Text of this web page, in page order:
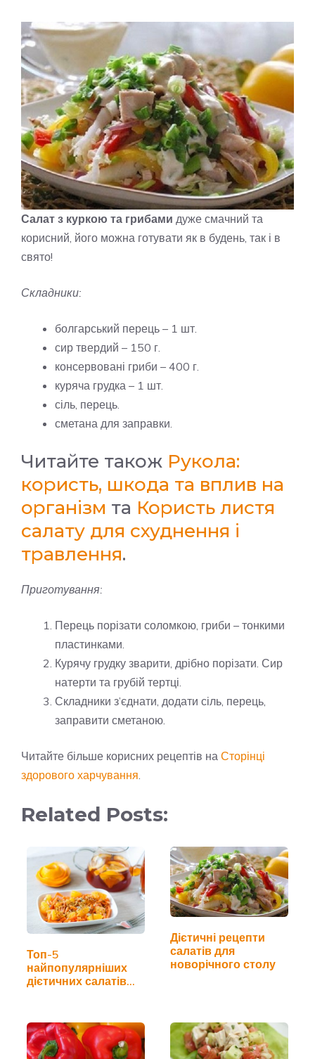
Салат з куркою та грибами дуже смачний та
корисний, його можна готувати як в будень, так і в
свято!
Складники:
болгарський перець – 1 шт.
сир твердий – 150 г.
консервовані гриби – 400 г.
куряча грудка – 1 шт.
сіль, перець.
сметана для заправки.
Читайте також Рукола:
користь, шкода та вплив на
організм та Користь листя
салату для схуднення і
травлення.
Приготування:
Перець порізати соломкою, гриби – тонкими
пластинками.
Курячу грудку зварити, дрібно порізати. Сир
натерти та грубій тертці.
Складники з’єднати, додати сіль, перець,
заправити сметаною.
Читайте більше корисних рецептів на Сторінці
здорового харчування
Related Posts:
Топ-5
найпопулярніших
дієтичних салатів
Дієтичні рецепти
салатів для
новорічного столу